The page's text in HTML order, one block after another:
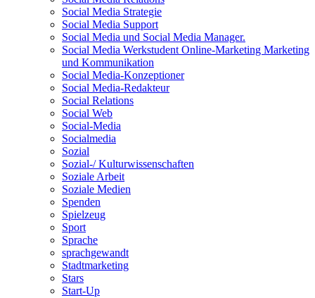
Social Media Strategie
Social Media Support
Social Media und Social Media Manager.
Social Media Werkstudent Online-Marketing Marketing
und Kommunikation
Social Media-Konzeptioner
Social Media-Redakteur
Social Relations
Social Web
Social-Media
Socialmedia
Sozial
Sozial-/ Kulturwissenschaften
Soziale Arbeit
Soziale Medien
Spenden
Spielzeug
Sport
Sprache
sprachgewandt
Stadtmarketing
Stars
Start-Up